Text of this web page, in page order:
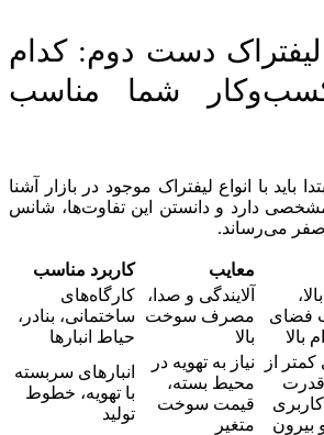
لیفتراک دست دوم: کدام
شما مناسب
باید با انواع لیفتراک موجود در بازار آشنا
دارد و دانستن این تفاوت‌ها، شانس
صفر می‌رساند.
معایب کاربرد مناسب
فضای
بالا
آلایندگی و صدا،
مصرف سوخت
بالا
کارگاه‌های
ساختمانی، بنادر،
حیاط انبارها
کمتر از
قدرت
بیرون
نیاز به تهویه در
محیط بسته،
قیمت سوخت
متغیر
انبارهای سربسته
با تهویه، خطوط
تولید